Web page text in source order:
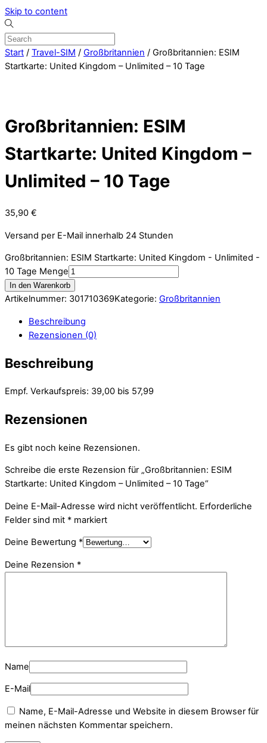
Skip to content
Start / Travel-SIM / Großbritannien / Großbritannien: ESIM
Startkarte: United Kingdom – Unlimited – 10 Tage
Großbritannien: ESIM
Startkarte: United Kingdom –
Unlimited – 10 Tage
35,90 €
Versand per E-Mail innerhalb 24 Stunden
Großbritannien: ESIM Startkarte: United Kingdom - Unlimited -
10 Tage Menge
In den Warenkorb
Artikelnummer: 301710369Kategorie: Großbritannien
Beschreibung
Rezensionen (0)
Beschreibung
Empf. Verkaufspreis: 39,00 bis 57,99
Rezensionen
Es gibt noch keine Rezensionen.
Schreibe die erste Rezension für „Großbritannien: ESIM
Startkarte: United Kingdom – Unlimited – 10 Tage“
Deine E-Mail-Adresse wird nicht veröffentlicht. Erforderliche
Felder sind mit * markiert
Deine Bewertung *
Deine Rezension *
Name
E-Mail
Name, E-Mail-Adresse und Website in diesem Browser für
meinen nächsten Kommentar speichern.